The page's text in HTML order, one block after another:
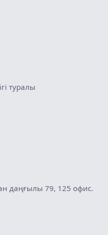
туралы
даңғылы 79, 125 офис.